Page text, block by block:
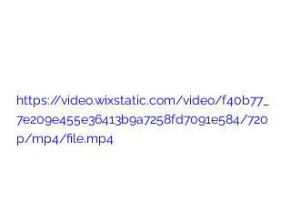
https://video.wixstatic.com/video/f40b77_
7e209e455e36413b9a7258fd7091e584/720
p/mp4/file.mp4